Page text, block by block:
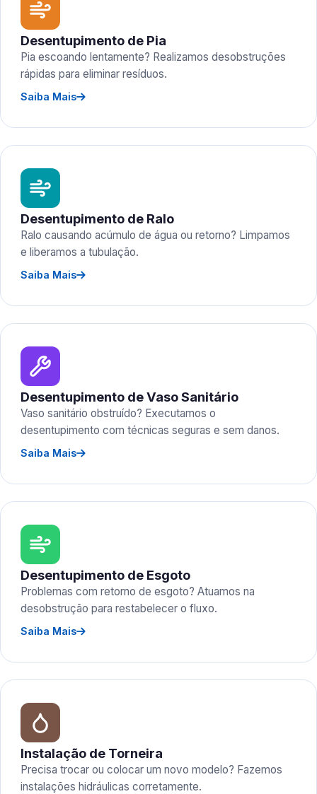
Desentupimento de Pia
Pia escoando lentamente? Realizamos desobstruções
rápidas para eliminar resíduos.
Saiba Mais
Desentupimento de Ralo
Ralo causando acúmulo de água ou retorno? Limpamos
e liberamos a tubulação.
Saiba Mais
Desentupimento de Vaso Sanitário
Vaso sanitário obstruído? Executamos o
desentupimento com técnicas seguras e sem danos.
Saiba Mais
Desentupimento de Esgoto
Problemas com retorno de esgoto? Atuamos na
desobstrução para restabelecer o fluxo.
Saiba Mais
Instalação de Torneira
Precisa trocar ou colocar um novo modelo? Fazemos
instalações hidráulicas corretamente.